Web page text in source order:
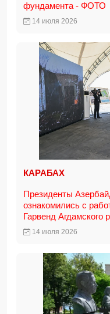
фундамента - ФОТО
14 июля 2026
КАРАБАХ
Президенты
ознакомились с
Гарвенд
14 июля 2026